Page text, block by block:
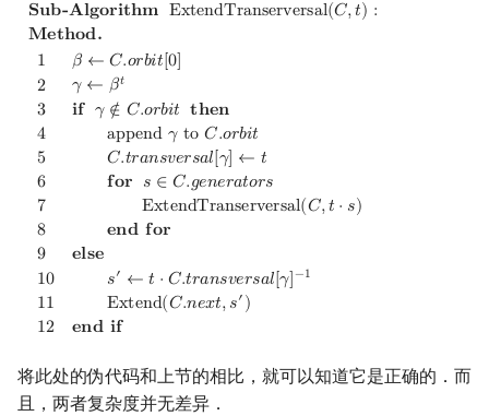
𝐒𝐮𝐛-𝐀𝐥𝐠𝐨𝐫𝐢𝐭𝐡𝐦 ExtendTranserversal(𝐶,𝑡) :
𝐌𝐞𝐭𝐡𝐨𝐝.
1
𝛽 ← 𝐶.𝑜𝑟𝑏𝑖𝑡[0]
2
𝛾 ← 𝛽𝑡
3 𝐢𝐟 𝛾 ∉ 𝐶.𝑜𝑟𝑏𝑖𝑡 𝐭𝐡𝐞𝐧
4
append 𝛾 to 𝐶.𝑜𝑟𝑏𝑖𝑡
5
𝐶.𝑡𝑟𝑎𝑛𝑠𝑣𝑒𝑟𝑠𝑎𝑙[𝛾] ← 𝑡
6
𝐟𝐨𝐫 𝑠 ∈ 𝐶.𝑔𝑒𝑛𝑒𝑟𝑎𝑡𝑜𝑟𝑠
7
ExtendTranserversal(𝐶,𝑡 ⋅ 𝑠)
8
𝐞𝐧𝐝 𝐟𝐨𝐫
9
𝐞𝐥𝐬𝐞
10 𝑠′ ← 𝑡 ⋅ 𝐶.𝑡𝑟𝑎𝑛𝑠𝑣𝑒𝑟𝑠𝑎𝑙[𝛾]−1
11 Extend(𝐶.𝑛𝑒𝑥𝑡,𝑠′)
12 𝐞𝐧𝐝 𝐢𝐟
将此处的伪代码和上节的相比，就可以知道它是正确的．而
且，两者复杂度并无差异．